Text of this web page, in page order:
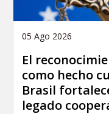
05 Ago 2026
El
como hecho
Brasil
legado